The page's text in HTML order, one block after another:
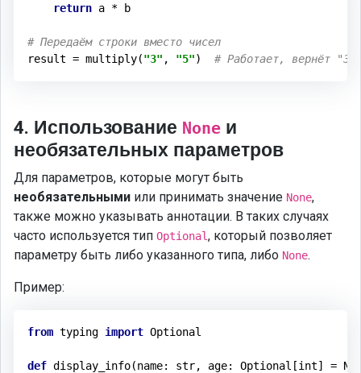
return a * b
# Передаём строки вместо чисел
result = multiply("3" , "5") # Работает, вернёт
4. Использование None и
необязательных параметров
Для параметров, которые могут быть
необязательными или принимать значение None,
также можно указывать аннотации. В таких случаях
часто используется тип Optional, который позволяет
параметру быть либо указанного типа, либо None.
Пример:
from typing import Optional
def display_info(name: str, age: Optional[int] =